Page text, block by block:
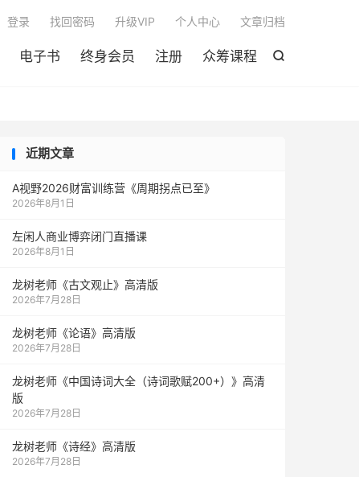

电子书 终身会员 注册 众筹课程
登录 找回密码 升级VIP 个人中心 文章归档
近期文章
A视野2026财富训练营《周期拐点已至》
2026年8月1日
左闲人商业博弈闭门直播课
2026年8月1日
龙树老师《古文观止》高清版
2026年7月28日
龙树老师《论语》高清版
2026年7月28日
龙树老师《中国诗词大全（诗词歌赋200+）》高清
版
2026年7月28日
龙树老师《诗经》高清版
2026年7月28日